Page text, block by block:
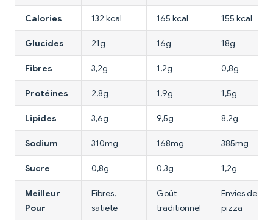
Calories 132 kcal 165 kcal 155 kcal
Glucides 21g 16g 18g
Fibres 3,2g 1,2g 0,8g
Protéines 2,8g 1,9g 1,5g
Lipides 3,6g 9,5g 8,2g
Sodium 310mg 168mg 385mg
Sucre 0,8g 0,3g 1,2g
Meilleur
Pour
Fibres,
satiété
Goût
traditionnel
Envies de
pizza